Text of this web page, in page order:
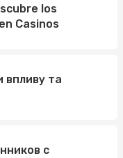
los
Casinos
впливу та
с